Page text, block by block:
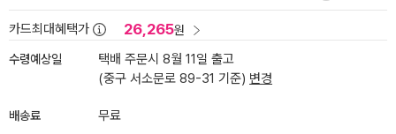
카드최대혜택가 26,265원
수령예상일
택배 주문시 8월 11일 출고
(중구 서소문로 89-31 기준) 변경
배송료
무료